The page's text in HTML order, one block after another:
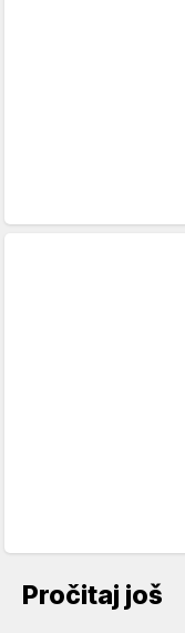
Pročitaj još